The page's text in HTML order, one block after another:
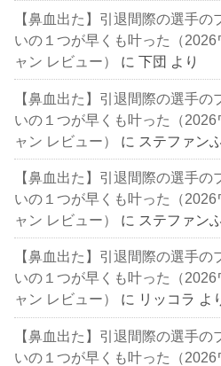
【鼻血出た】引退間際の選手
いの１つが早くも叶った（
ャン レビュー）
に下団 より
【鼻血出た】引退間際の選手
いの１つが早くも叶った（
ャン レビュー）
に ステファン
【鼻血出た】引退間際の選手
いの１つが早くも叶った（
ャン レビュー）
に ステファン
【鼻血出た】引退間際の選手
いの１つが早くも叶った（
ャン レビュー）
に リッコラ よ
【鼻血出た】引退間際の選手
いの１つが早くも叶った（